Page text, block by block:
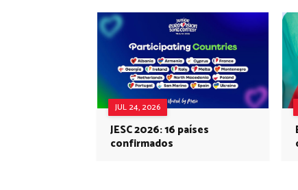
JUL 24, 2026
JESC 2026: 16 países
confirmados